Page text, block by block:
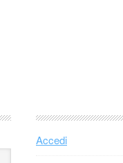
Accedi